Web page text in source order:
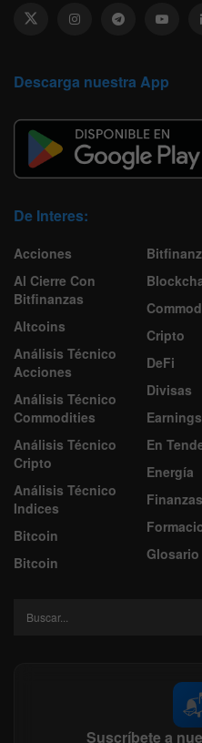
Descarga nuestra App
De Interes:
Acciones
Al Cierre Con
Bitfinanzas
Altcoins
Análisis Técnico
Acciones
Análisis Técnico
Commodities
Análisis Técnico
Cripto
Análisis Técnico
Indices
Bitcoin
Bitcoin
Cripto
DeFi
Divisas
Earnings
En
Energía
Finanzas
Glosario
Suscríbete a